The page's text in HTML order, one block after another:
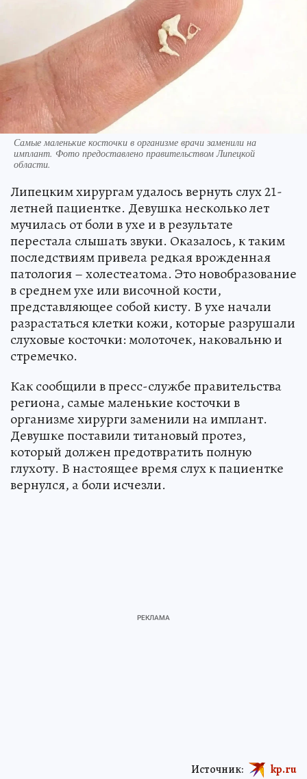
Самые маленькие косточки в организме врачи заменили на
имплант. Фото предоставлено правительством Липецкой
области.
Липецким хирургам удалось вернуть слух 21-
летней пациентке. Девушка несколько лет
мучилась от боли в ухе и в результате
перестала слышать звуки. Оказалось, к таким
последствиям привела редкая врожденная
патология – холестеатома. Это новобразование
в среднем ухе или височной кости,
представляющее собой кисту. В ухе начали
разрастаться клетки кожи, которые разрушали
слуховые косточки: молоточек, наковальню и
стремечко.
Как сообщили в пресс-службе правительства
региона, самые маленькие косточки в
организме хирурги заменили на имплант.
Девушке поставили титановый протез,
который должен предотвратить полную
глухоту. В настоящее время слух к пациентке
вернулся, а боли исчезли.
Источник: kp.ru